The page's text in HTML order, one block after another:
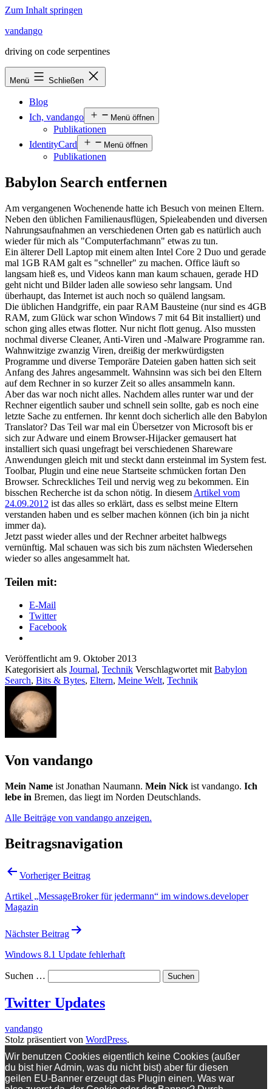
Zum Inhalt springen
vandango
driving on code serpentines
Menü Schließen
Blog
Ich, vandango
Menü öffnen
Publikationen
IdentityCard
Menü öffnen
Publikationen
Babylon Search entfernen
Am vergangenen Wochenende hatte ich Besuch von meinen Eltern.
Neben den üblichen Familienausflügen, Spieleabenden und diversen
Nahrungsaufnahmen an verschiedenen Orten gab es natürlich auch
wieder für mich als "Computerfachmann" etwas zu tun.
Ein älterer Dell Laptop mit einem alten Intel Core 2 Duo und gerade
mal 1GB RAM galt es "schneller" zu machen. Office läuft so
langsam hieß es, und Videos kann man kaum schauen, gerade HD
geht nicht und Bilder laden alle sowieso sehr langsam. Und
überhaupt, das Internet ist auch noch so quälend langsam.
Die üblichen Handgriffe, ein paar RAM Bausteine (nur sind es 4GB
RAM, zum Glück war schon Windows 7 mit 64 Bit installiert) und
schon ging alles etwas flotter. Nur nicht flott genug. Also mussten
nochmal diverse Cleaner, Anti-Viren und -Malware Programme ran.
Wahnwitzige zwanzig Viren, dreißig der merkwürdigsten
Programme und diverse Temporäre Dateien gaben hatten sich seit
Anfang des Jahres angesammelt. Wahnsinn was sich bei den Eltern
auf dem Rechner in so kurzer Zeit so alles ansammeln kann.
Aber das war noch nicht alles. Nachdem alles runter war und der
Rechner eigentlich sauber und schnell sein sollte, gab es noch eine
letzte Sache zu entfernen. Ihr kennt doch sicherlich alle den Babylon
Translator? Das Teil war mal ein Übersetzer von Microsoft bis er
sich zur Adware und einem Browser-Hijacker gemausert hat
installiert sich quasi ungefragt bei verschiedenen Shareware
Anwendungen gleich mit und steckt dann ersteinmal im System fest.
Toolbar, Plugin und eine neue Startseite schmücken fortan Den
Browser. Schreckliches Teil und nervig weg zu bekommen. Ein
bisschen Recherche ist da schon nötig. In diesem Artikel vom
24.09.2012 ist das alles so erklärt, dass es selbst meine Eltern
verstanden haben und es selber machen können (ich bin ja nicht
immer da).
Jetzt passt wieder alles und der Rechner arbeitet halbwegs
vernünftig. Mal schauen was sich bis zum nächsten Wiedersehen
wieder so alles angesammelt hat.
Teilen mit:
E-Mail
Twitter
Facebook
Veröffentlicht am 9. Oktober 2013
Kategorisiert als Journal, Technik Verschlagwortet mit Babylon
Search, Bits & Bytes, Eltern, Meine Welt, Technik
Von vandango
Mein Name ist Jonathan Naumann. Mein Nick ist vandango. Ich
lebe in Bremen, das liegt im Norden Deutschlands.
Alle Beiträge von vandango anzeigen.
Beitragsnavigation
Vorheriger Beitrag
Artikel „MessageBroker für jedermann“ im windows.developer
Magazin
Nächster Beitrag
Windows 8.1 Update fehlerhaft
Suchen …
Twitter Updates
vandango
Stolz präsentiert von WordPress.
Wir benutzen Cookies eigentlich keine Cookies (außer
du bist hier Admin, was du nicht bist) aber für diesen
geilen EU-Banner erzeugt das Plugin einen. Was war